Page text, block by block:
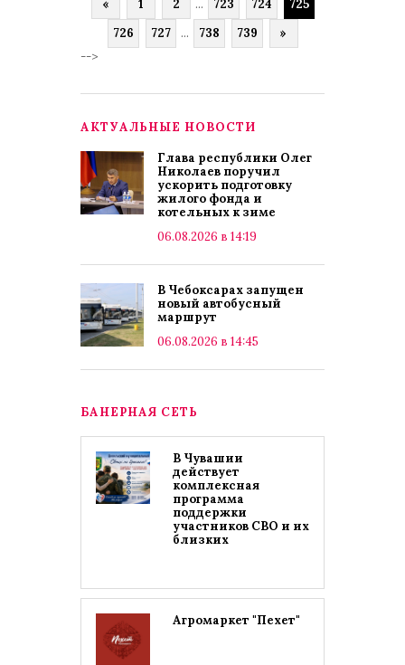
« 1 2 ... 723 724
725
726
727 ... 738 739
»
-->
АКТУАЛЬНЫЕ НОВОСТИ
Глава республики Олег
Николаев поручил
ускорить подготовку
жилого фонда и
котельных к зиме
06.08.2026 в 14:19
В Чебоксарах запущен
новый автобусный
маршрут
06.08.2026 в 14:45
БАНЕРНАЯ СЕТЬ
В Чувашии
действует
комплексная
программа
поддержки
участников СВО и их
близких
Агромаркет "Пехет"